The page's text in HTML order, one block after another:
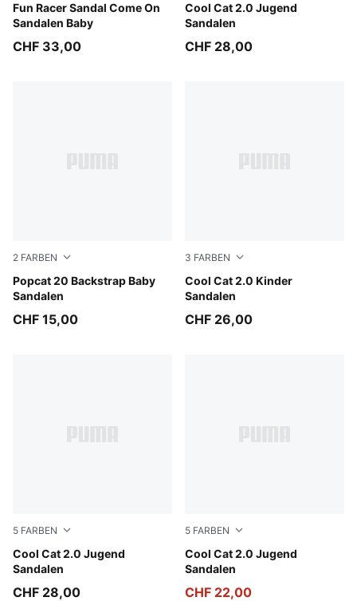
Fun Racer Sandal Come On
Sandalen Baby
Pink Shimmer-Apple Spritz-Lavender Pop
CHF 33,00
Cool Cat 2.0 Jugend
Sandalen
PUMA Black-Apple Spritz
CHF 28,00
2 FARBEN
Popcat 20 Backstrap Baby
Sandalen
PUMA White-Wild Pink-Wild Pink
CHF 15,00
3 FARBEN
Cool Cat 2.0 Kinder
Sandalen
PUMA Black-Apple Spritz
CHF 26,00
5 FARBEN
Cool Cat 2.0 Jugend
Sandalen
PUMA Black-PUMA White
CHF 28,00
5 FARBEN
Cool Cat 2.0 Jugend
Sandalen
PUMA White-PUMA Navy-
CHF 22,00